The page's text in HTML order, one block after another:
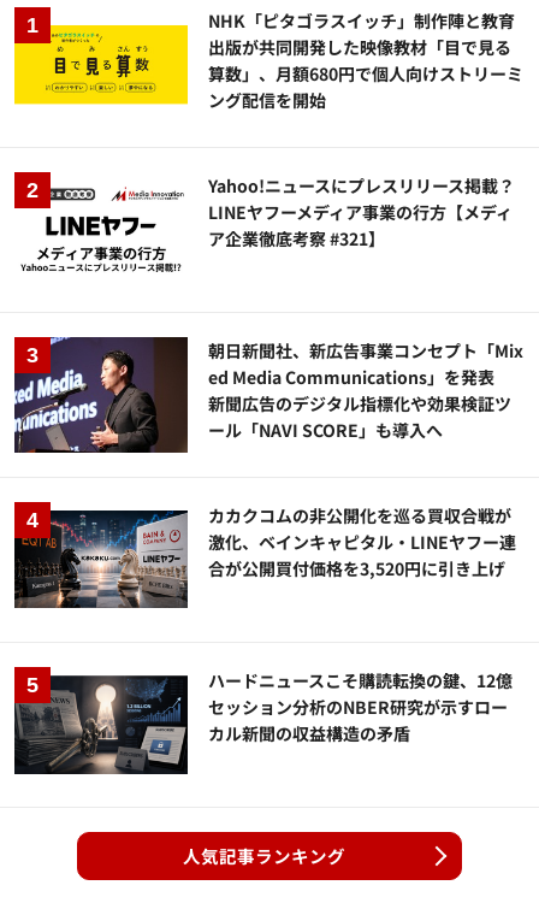
NHK「ピタゴラスイッチ」制作陣と教育
出版が共同開発した映像教材「目で見る
算数」、月額680円で個人向けストリーミ
ング配信を開始
Yahoo!ニュースにプレスリリース掲載？
LINEヤフーメディア事業の行方【メディ
ア企業徹底考察 #321】
朝日新聞社、新広告事業コンセプト「Mix
ed Media Communications」を発表
新聞広告のデジタル指標化や効果検証ツ
ール「NAVI SCORE」も導入へ
カカクコムの非公開化を巡る買収合戦が
激化、ベインキャピタル・LINEヤフー連
合が公開買付価格を3,520円に引き上げ
ハードニュースこそ購読転換の鍵、12億
セッション分析のNBER研究が示すロー
カル新聞の収益構造の矛盾
人気記事ランキング